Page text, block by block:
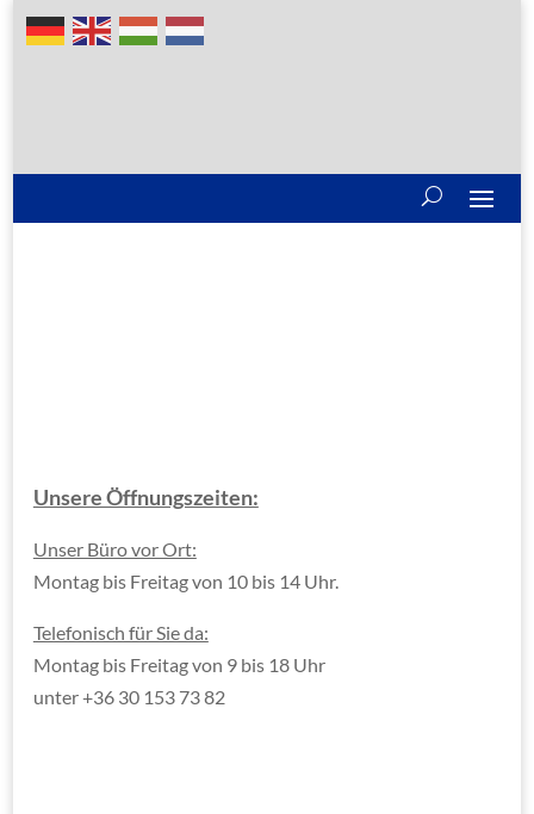
Unsere Öffnungszeiten:
Unser Büro vor Ort:
Montag bis Freitag von 10 bis 14 Uhr.
Telefonisch für Sie da:
Montag bis Freitag von 9 bis 18 Uhr
unter +36 30 153 73 82